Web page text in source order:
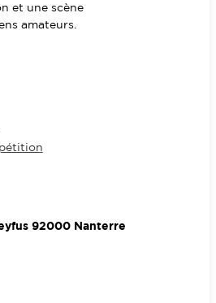
et une scène
amateurs.
92000 Nanterre